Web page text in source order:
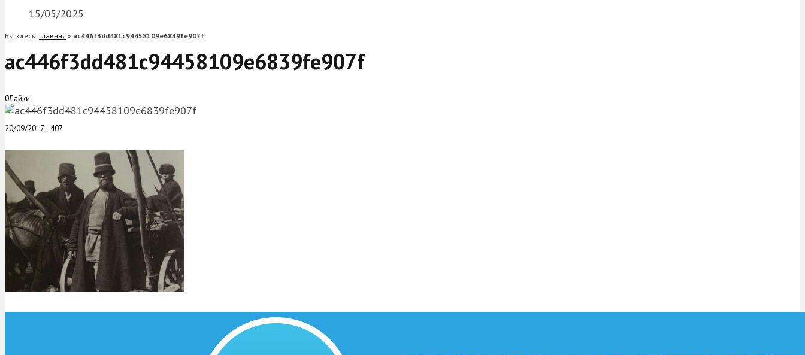
15/05/2025
Вы здесь: Главная » ac446f3dd481c94458109e6839fe907f
ac446f3dd481c94458109e6839fe907f
0Лайки
20/09/2017 407